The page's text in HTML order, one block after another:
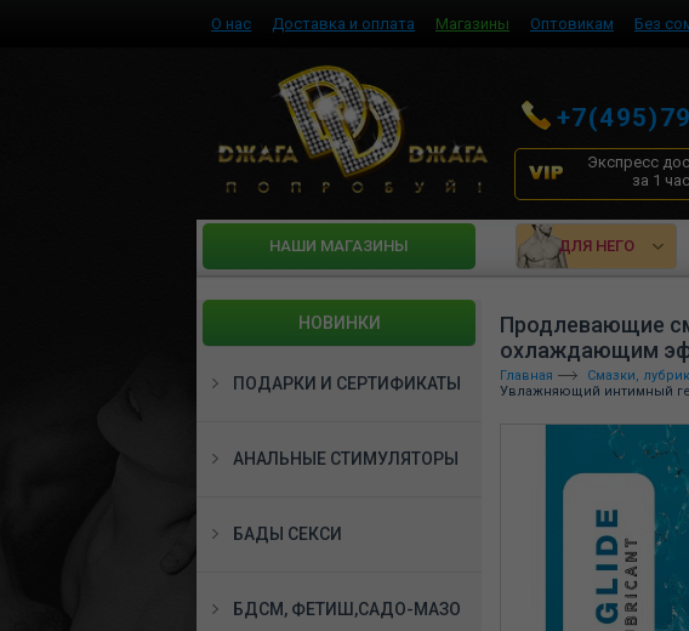
О нас Доставка и оплата Магазины Оптовикам Без
Экспресс
за 1 час
HАШИ МАГАЗИНЫ ДЛЯ НЕГО
НОВИНКИ
ПОДАРКИ И СЕРТИФИКАТЫ
АНАЛЬНЫЕ СТИМУЛЯТОРЫ
БАДЫ СЕКСИ
БДСМ, ФЕТИШ,САДО-МАЗО
Продлевающие
охлаждающим
Главная Смазки,
Увлажняющий интимный